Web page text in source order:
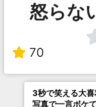
怒らな
70
3秒で笑える大
写真で一言ボケ